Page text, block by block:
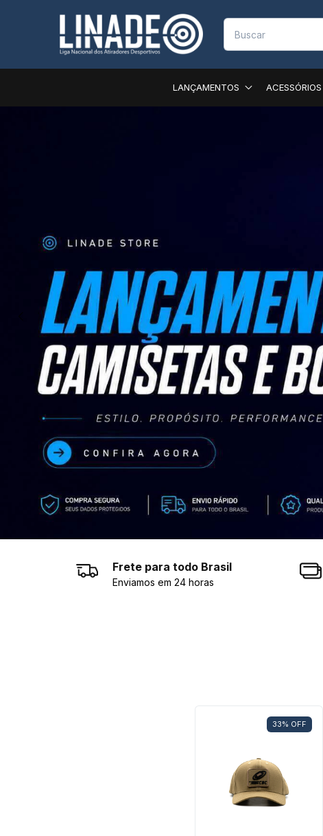
LANÇAMENTOS ACESSÓRIOS
Frete para todo Brasil
Enviamos em 24 horas
33% OFF